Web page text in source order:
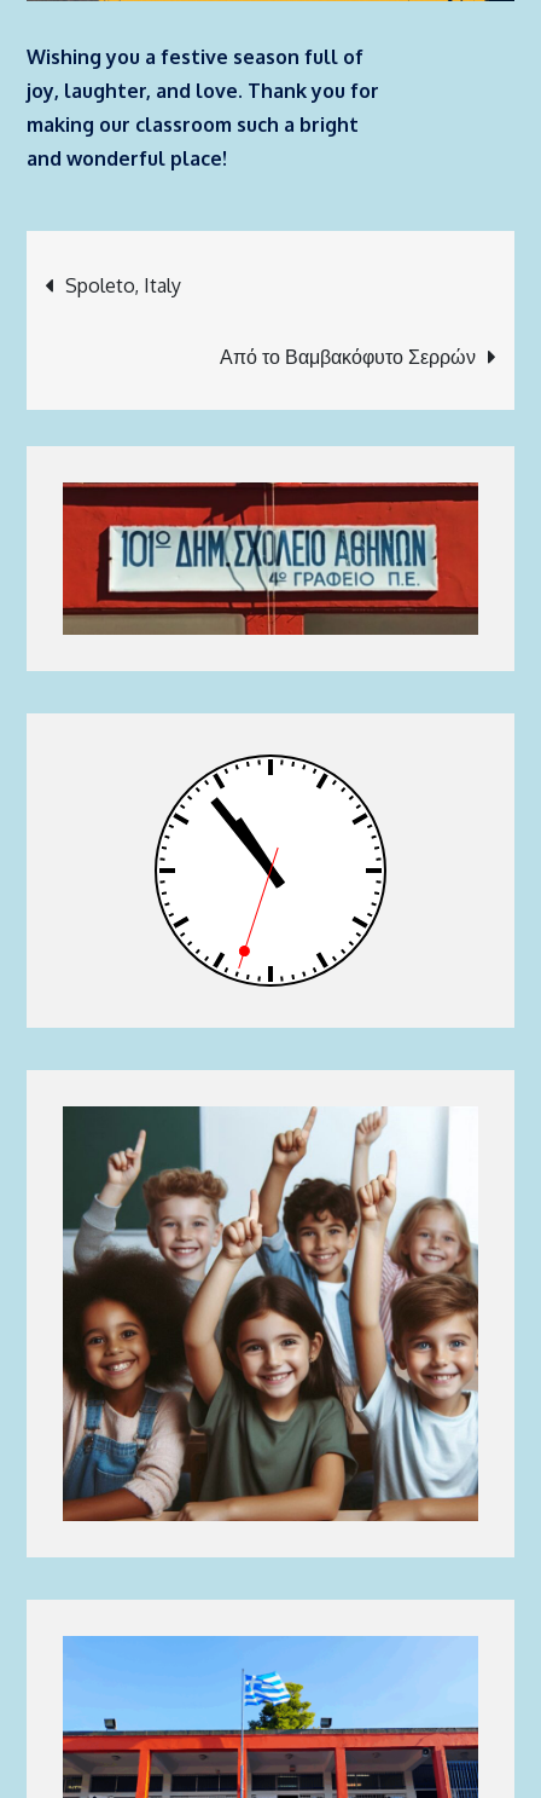
Wishing you a festive season full of
joy, laughter, and love. Thank you for
making our classroom such a bright
and wonderful place!
Πλοήγηση
άρθρων
Spoleto, Italy
Από το Βαμβακόφυτο Σερρών